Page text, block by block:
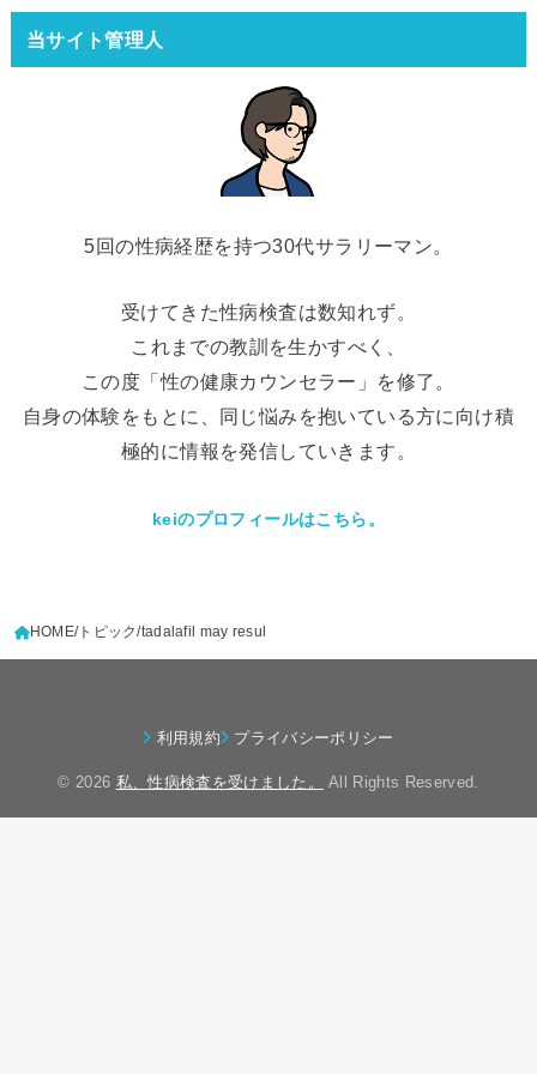
当サイト管理人
5回の性病経歴を持つ30代サラリーマン。
受けてきた性病検査は数知れず。
これまでの教訓を生かすべく、
この度「性の健康カウンセラー」を修了。
自身の体験をもとに、同じ悩みを抱いている方に向け積
極的に情報を発信していきます。
keiのプロフィールはこちら。
HOME トピック tadalafil may resul
利用規約 プライバシーポリシー
© 2026 私、性病検査を受けました。 All Rights Reserved.